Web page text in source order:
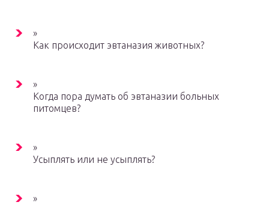
»
Как происходит эвтаназия животных?
»
Когда пора думать об эвтаназии больных
питомцев?
»
Усыплять или не усыплять?
»